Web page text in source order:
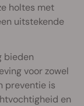
holtes met
uitstekende
bieden
voor zowel
preventie is
en